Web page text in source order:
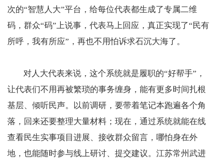
次的“智慧人大”平台，给每位代表都生成了专属二维
码，群众“码”上说事，代表马上回应，真正实现了“民有
所呼，我有所应”，再也不用怕诉求石沉大海了。
对人大代表来说，这个系统就是履职的“好帮手”，
让代表们不用再被繁琐的事务缠身，能有更多时间扎根
基层、倾听民声。以前调研，要带着笔记本跑遍各个角
落，回来还要整理大量材料；现在，通过系统就能在线
查看民生实事项目进展、接收群众留言，哪怕身在外
地，也能随时参与线上研讨、提交建议。江苏常州武进